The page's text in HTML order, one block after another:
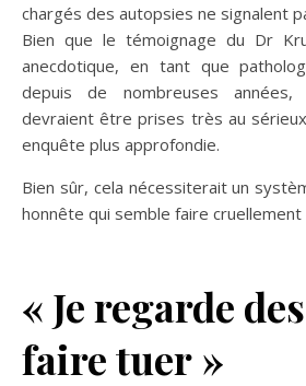
chargés des autopsies ne signalent
Bien que le témoignage du Dr
anecdotique, en tant que
depuis de nombreuses années,
devraient être prises très au
enquête plus approfondie.
Bien sûr, cela nécessiterait un
honnête qui semble faire
« Je regarde
faire tuer »